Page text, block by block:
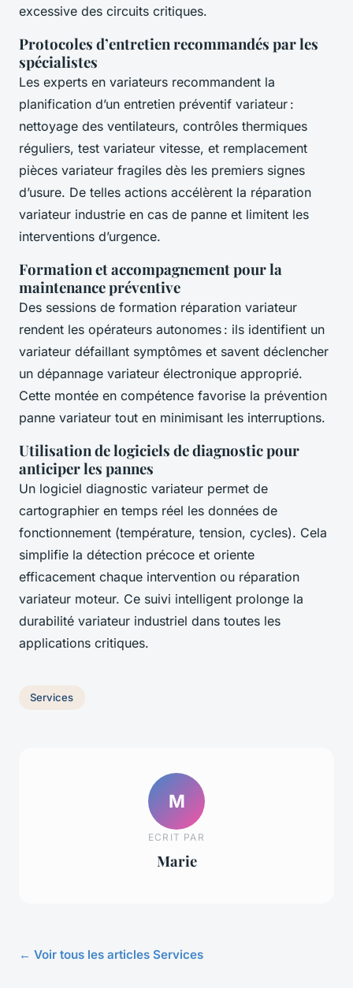
excessive des circuits critiques.
Protocoles d’entretien recommandés par les
spécialistes
Les experts en variateurs recommandent la
planification d’un entretien préventif variateur :
nettoyage des ventilateurs, contrôles thermiques
réguliers, test variateur vitesse, et remplacement
pièces variateur fragiles dès les premiers signes
d’usure. De telles actions accélèrent la réparation
variateur industrie en cas de panne et limitent les
interventions d’urgence.
Formation et accompagnement pour la
maintenance préventive
Des sessions de formation réparation variateur
rendent les opérateurs autonomes : ils identifient un
variateur défaillant symptômes et savent déclencher
un dépannage variateur électronique approprié.
Cette montée en compétence favorise la prévention
panne variateur tout en minimisant les interruptions.
Utilisation de logiciels de diagnostic pour
anticiper les pannes
Un logiciel diagnostic variateur permet de
cartographier en temps réel les données de
fonctionnement (température, tension, cycles). Cela
simplifie la détection précoce et oriente
efficacement chaque intervention ou réparation
variateur moteur. Ce suivi intelligent prolonge la
durabilité variateur industriel dans toutes les
applications critiques.
Services
M
ECRIT PAR
Marie
← Voir tous les articles Services